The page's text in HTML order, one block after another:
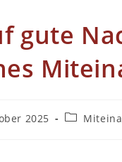
gute
2025